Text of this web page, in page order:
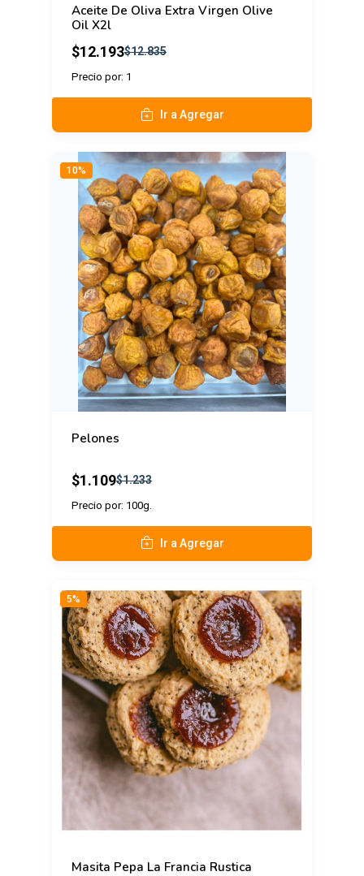
Aceite De Oliva Extra Virgen Olive
Oil X2l
$12.193$12.835
Precio por: 1
Ir a Agregar
10%
Pelones
$1.109$1.233
Precio por: 100g.
Ir a Agregar
5%
Masita Pepa La Francia Rustica